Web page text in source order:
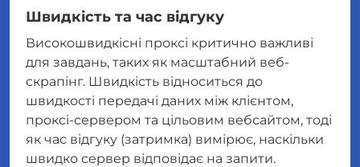
Швидкість та час відгуку
Високошвидкісні проксі критично важливі
для завдань, таких як масштабний веб-
скрапінг. Швидкість відноситься до
швидкості передачі даних між клієнтом,
проксі-сервером та цільовим вебсайтом, тоді
як час відгуку (затримка) вимірює, наскільки
швидко сервер відповідає на запити.